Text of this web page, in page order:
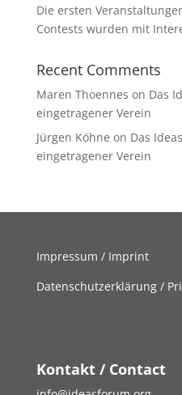
Die ersten
Contests wurden mit
Recent Comments
Maren Thoennes on Das
eingetragener Verein
Jürgen Köhne on Das
eingetragener Verein
Impressum / Imprint
Datenschutzerklärung /
Kontakt / Contact